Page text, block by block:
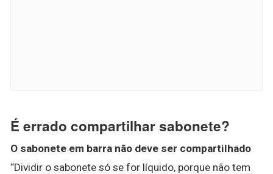
É errado compartilhar sabonete?
O sabonete em barra não deve ser compartilhado
“Dividir o sabonete só se for líquido, porque não tem